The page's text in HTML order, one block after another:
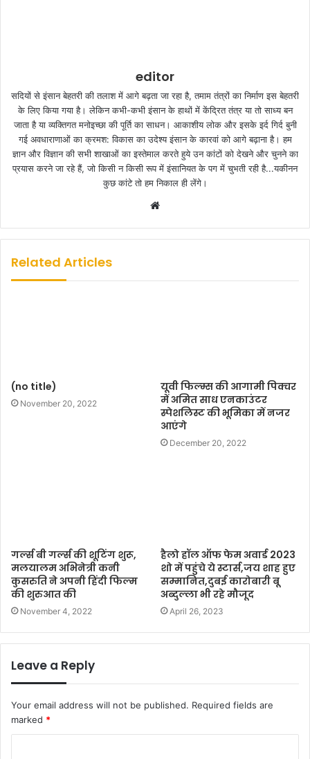
editor
सदियों से इंसान बेहतरी की तलाश में आगे बढ़ता जा रहा है, तमाम तंत्रों का निर्माण इस बेहतरी
के लिए किया गया है। लेकिन कभी-कभी इंसान के हाथों में केंद्रित तंत्र या तो साध्य बन
जाता है या व्यक्तिगत मनोइच्छा की पूर्ति का साधन। आकाशीय लोक और इसके इर्द गिर्द बुनी
गई अवधाराणाओं का क्रमश: विकास का उदेश्य इंसान के कारवां को आगे बढ़ाना है। हम
ज्ञान और विज्ञान की सभी शाखाओं का इस्तेमाल करते हुये उन कांटों को देखने और चुनने का
प्रयास करने जा रहे हैं, जो किसी न किसी रूप में इंसानियत के पग में चुभती रही है...यकीनन
कुछ कांटे तो हम निकाल ही लेंगे।
b
Related Articles
(no title)
November 20, 2022
यूवी फिल्म्स की आगामी पिक्चर
में अमित साध एनकाउंटर
स्पेशलिस्ट की भूमिका में नजर
आएंगे
December 20, 2022
गर्ल्स बी गर्ल्स की शूटिंग शुरू,
मलयालम अभिनेत्री कनी
कुसरुति ने अपनी हिंदी फिल्म
की शुरुआत की
November 4, 2022
हैलो हॉल ऑफ फेम अवार्ड 2023
शो में पहुंचे ये स्टार्स,जय शाह हुए
सम्मानित,दुबई कारोबारी बू
अब्दुल्ला भी रहे मौजूद
April 26, 2023
Leave a Reply
Your email address will not be published. Required fields are
marked *